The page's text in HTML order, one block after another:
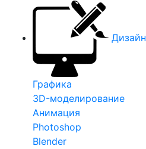
Дизайн
Графика
3D-моделирование
Анимация
Photoshop
Blender